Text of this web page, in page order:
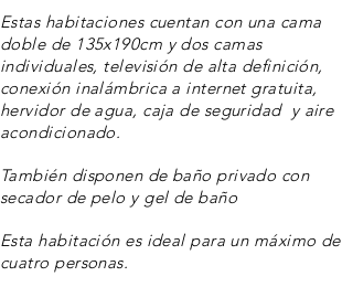
Estas habitaciones cuentan con una cama
doble de 135x190cm y dos camas
individuales, televisión de alta definición,
conexión inalámbrica a internet gratuita,
hervidor de agua, caja de seguridad y aire
acondicionado.
También disponen de baño privado con
secador de pelo y gel de baño
Esta habitación es ideal para un máximo de
cuatro personas.